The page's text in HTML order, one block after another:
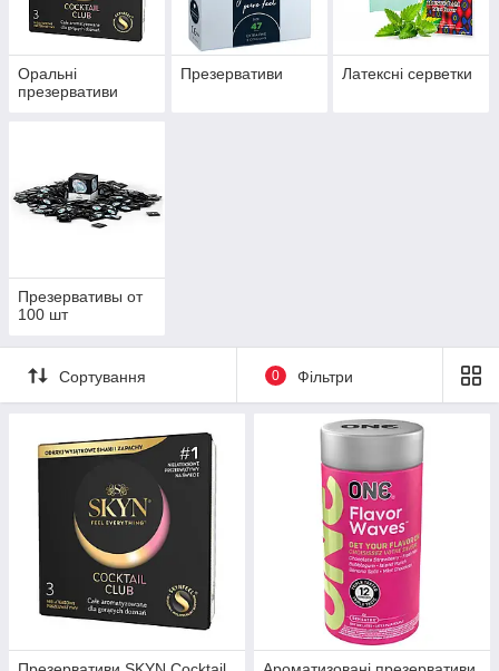
Оральні
презервативи
Презервативи Латексні серветки
Презервативы от
100 шт
Сортування 0 Фільтри